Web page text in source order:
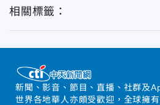
相關標籤：
新聞、影音、節目、直播、社群及
世界各地華人亦頗受歡迎，全球擁